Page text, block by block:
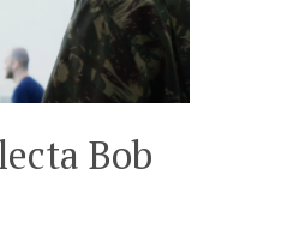
Bob